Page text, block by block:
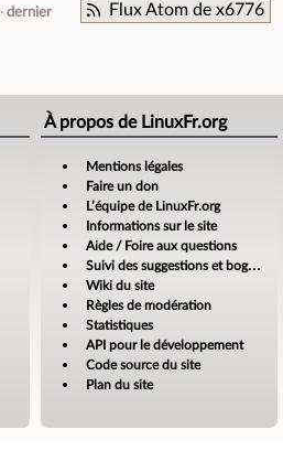
Flux Atom de x6776
dernier
À propos de LinuxFr.org
Mentions légales
Faire un don
L’équipe de LinuxFr.org
Informations sur le site
Aide / Foire aux questions
Suivi des suggestions et bogues
Wiki du site
Règles de modération
Statistiques
API pour le développement
Code source du site
Plan du site